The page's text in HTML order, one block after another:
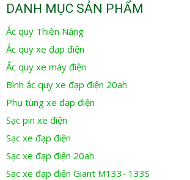
DANH MỤC SẢN PHẨM
Ắc quy Thiên Năng
Ắc quy xe đạp điện
Ắc quy xe máy điện
Bình ắc quy xe đạp điện 20ah
Phụ tùng xe đạp điện
Sạc pin xe điện
Sạc xe đạp điện
Sạc xe đạp điện 20ah
Sạc xe đạp điện Giant M133- 133S